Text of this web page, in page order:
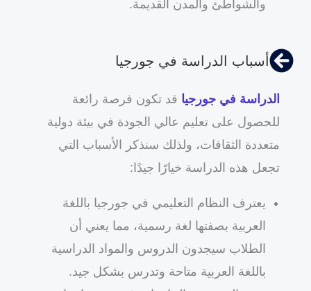
والشواطئ والمدن القديمة.
أسباب الدراسة في جورجيا
الدراسة في جورجيا قد تكون فرصة رائعة
للحصول على تعليم عالي الجودة في بيئة دولية
متعددة الثقافات، ولذلك سنذكر الأسباب التي
تجعل هذه الدراسة خيارًا جيدًا:
يعترف النظام التعليمي في جورجيا باللغة
العربية بصفتها لغة رسمية، مما يعني أن
الطلاب سيجدون الدروس والمواد الدراسية
باللغة العربية متاحة وتدرس بشكل جيد.